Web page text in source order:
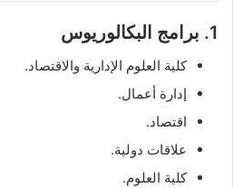
1. برامج البكالوريوس
كلية العلوم الإدارية والاقتصاد.
إدارة أعمال.
اقتصاد.
علاقات دولية.
كلية العلوم.